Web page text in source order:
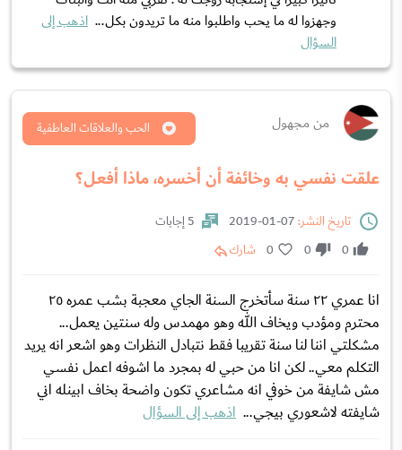
وجهزوا له ما يحب واطلبوا منه ما تريدون بكل... اذهب إلى
السؤال
من مجهول
علقت نفسي به وخائفة أن أخسره، ماذا أفعل؟
الحب والعلاقات العاطفية
تاريخ النشر:
5 إجابات
0
0
0 شارك
انا عمري ٢٢ سنة سأتخرج السنة الجاي معجبة بشب عمره ٢٥
محترم ومؤدب ويخاف الله وهو مهمدس وله سنتين يعمل...
مشكلتي اننا لنا سنة تقريبا فقط نتبادل النظرات وهو اشعر انه يريد
التكلم معي.. لكن انا من حبي له بمجرد ما اشوفه اعمل نفسي
مش شايفة من خوفي انه مشاعري تكون واضحة بخاف ابينله اني
شايفته لاشعوري بيجي... اذهب إلى السؤال